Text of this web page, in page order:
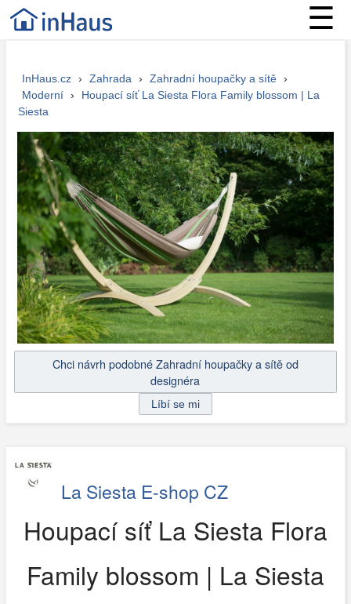
☰
InHaus.cz › Zahrada › Zahradní houpačky a sítě ›
Moderní ›
Houpací síť La Siesta Flora Family blossom | La
Siesta
Chci návrh podobné Zahradní houpačky a sítě od
designéra
La Siesta E-shop CZ
Houpací síť La Siesta Flora
Family blossom | La Siesta